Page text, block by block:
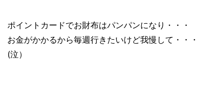
ポイントカードでお財布はパンパンになり・・・
お金がかかるから毎週行きたいけど我慢して・・・
(泣）